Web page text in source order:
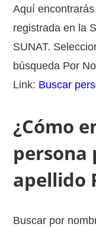
Aquí
registrada en la
SUNAT.
búsqueda Por
Link: Buscar
¿Cómo
persona
apellido
Buscar por